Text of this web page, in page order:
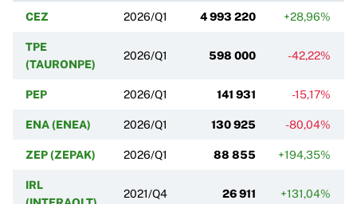
CEZ 2026/Q1 4 993 220 +28,96%
TPE
(TAURONPE)
2026/Q1 598 000 -42,22%
PEP 2026/Q1 141 931 -15,17%
ENA (ENEA) 2026/Q1 130 925 -80,04%
ZEP (ZEPAK) 2026/Q1 88 855 +194,35%
IRL
2021/Q4 26 911 +131,04%